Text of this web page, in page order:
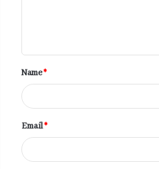
t
*Name*
Email*